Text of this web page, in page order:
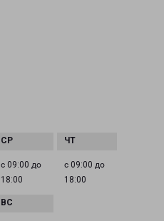
с 09:00 до
18:00
с 09:00 до
18:00